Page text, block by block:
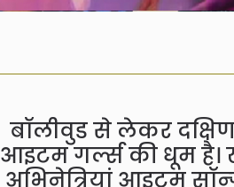
बॉलीवुड से लेकर
आइटम गर्ल्स की धूम
अभिनेत्रियां आइटम